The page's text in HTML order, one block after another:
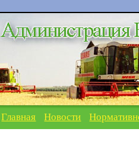
Главная Новости